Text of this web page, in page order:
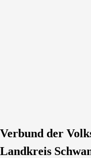
Verbund der
Landkreis